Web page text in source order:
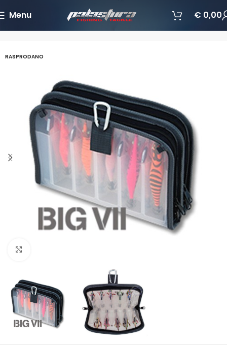
Menu € 0,00
RASPRODANO